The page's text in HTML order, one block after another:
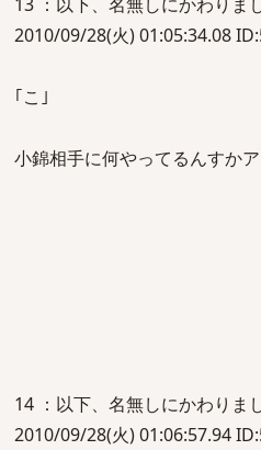
2010/09/28(火) 01:05:34.08
｢こ｣
小錦相手に何やってるんすか
14 ：以下、名無しにかわりま
2010/09/28(火) 01:06:57.94